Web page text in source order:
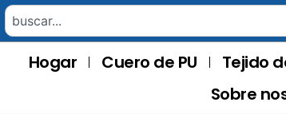
Hogar Cuero de PU Tejido
Sobre